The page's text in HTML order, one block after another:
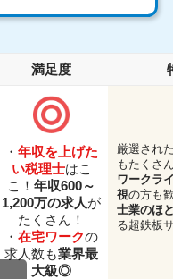
満足度
・ 年収を上げた
い税理士はこ
こ！ 年収600～
1,200万の求人が
たくさん！
・ 在宅ワークの
求人数も業界最
大級◎
厳選され
もたくさ
ワークラ
視の方も
士業のほ
る超鉄板